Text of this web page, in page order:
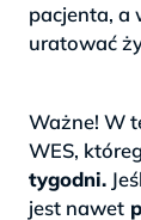
pacjenta, a
uratować
Ważne! W
WES,
tygodni.
jest nawet